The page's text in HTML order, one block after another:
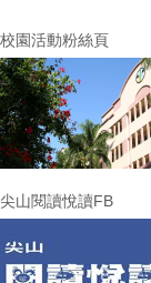
校園活動粉絲頁
尖山閱讀悅讀FB